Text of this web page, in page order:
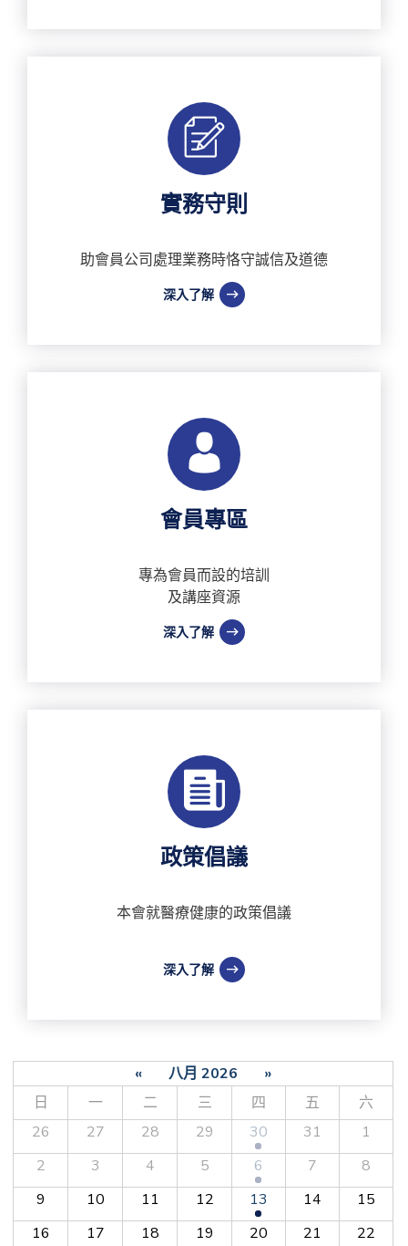
實務守則
助會員公司處理業務時恪守誠信及道德
深入了解
會員專區
專為會員而設的培訓
及講座資源
深入了解
政策倡議
本會就醫療健康的政策倡議
深入了解
« 八月 2026
»
日
一 二 三 四 五
六
26
27 28 29 30 31
1
2
3 4 5 6 7
8
9
10 11 12 13 14
15
16
17 18 19 20 21 22